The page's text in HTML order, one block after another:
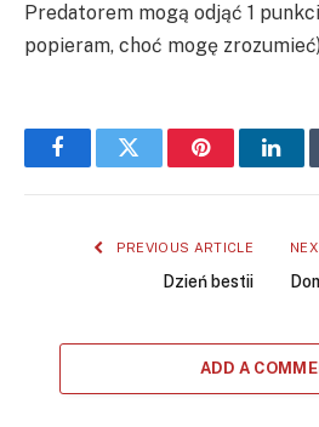
Predatorem mogą odjąć 1
popieram, choć mogę
FacebookTwitter Pinterest
PREVIOUS ARTICLE
Dzień bestii
ADD A